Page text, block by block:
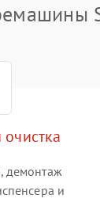
очистка
демонтаж
и